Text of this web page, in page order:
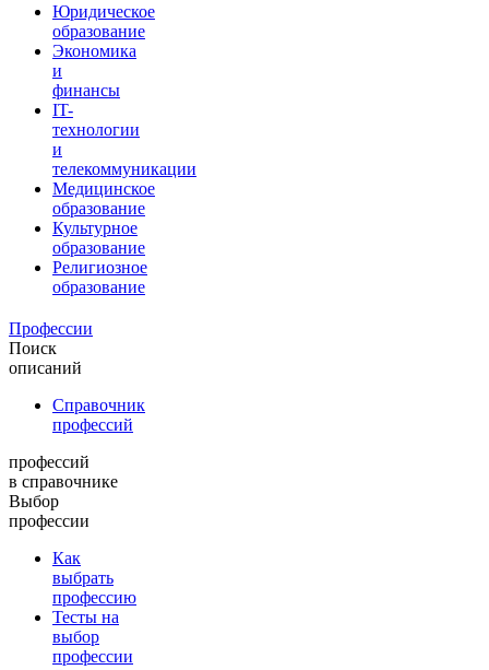
Юридическое
образование
Экономика
и
финансы
IT-
технологии
и
телекоммуникации
Медицинское
образование
Культурное
образование
Религиозное
образование
Профессии
Поиск
описаний
Справочник
профессий
профессий
в справочнике
Выбор
профессии
Как
выбрать
профессию
Тесты на
выбор
профессии